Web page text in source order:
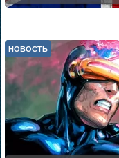
НОВОСТЬ